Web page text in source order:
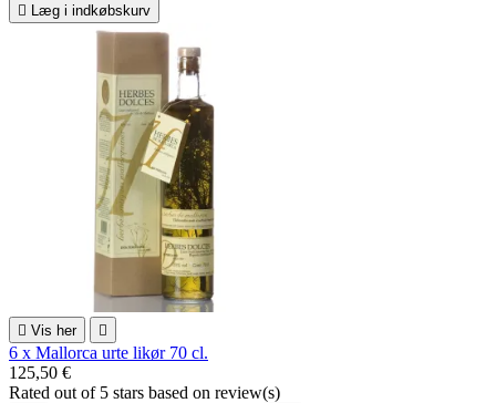

Læg i indkøbskurv
 Vis her 
6 x Mallorca urte likør 70 cl.
125,50 €
Rated out of 5 stars based on review(s)